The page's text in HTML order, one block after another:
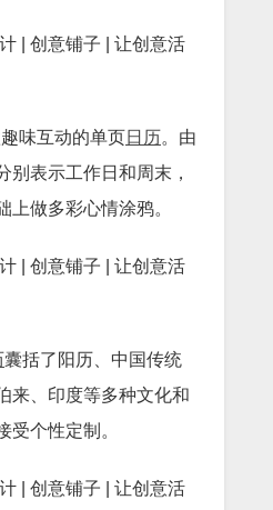
味互动的单页日历。由
别表示工作日和周末，
上做多彩心情涂鸦。
囊括了阳历、中国传统
来、印度等多种文化和
受个性定制。